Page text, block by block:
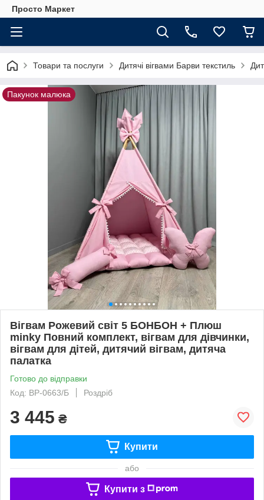
Просто Маркет
Товари та послуги Дитячі вігвами Барви текстиль
Пакунок малюка
Вігвам Рожевий світ 5 БОНБОН + Плюш
minky Повний комплект, вігвам для дівчинки,
вігвам для дітей, дитячий вігвам, дитяча
палатка
Готово до відправки
Код: ВР-0663/Б
Роздріб
3 445 ₴
Купити
або
Купити з